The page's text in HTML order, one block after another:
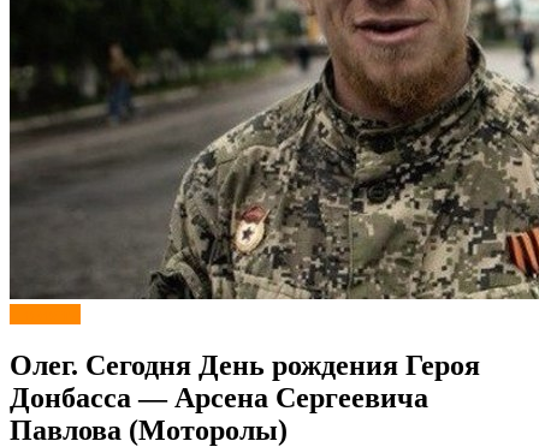
Олег. Сегодня День рождения Героя
Донбасса — Арсена Сергеевича
Павлова (Моторолы)